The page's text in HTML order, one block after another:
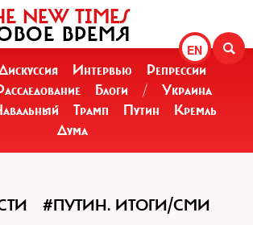
EN
NEW TIMES
ВРЕМЯ
Интервью
Репрессии
Блоги /
Украина
Трамп Путин
Кремль
Дума
#ПУТИН. ИТОГИ/СМИ